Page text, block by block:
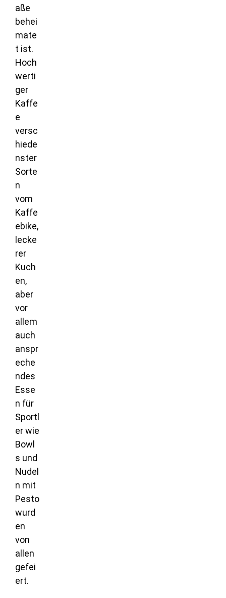
aße
behei
mate
t ist.
Hoch
werti
ger
Kaffe
e
versc
hiede
nster
Sorte
n
vom
Kaffe
ebike,
lecke
rer
Kuch
en,
aber
vor
allem
auch
anspr
eche
ndes
Esse
n für
Sportl
er wie
Bowl
s und
Nudel
n mit
Pesto
wurd
en
von
allen
gefei
ert.